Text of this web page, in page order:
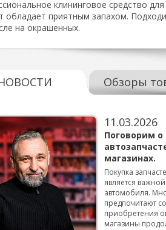
клининговое средство
обладает приятным запахом.
на окрашенных.
Обзоры
11.03.2026
Поговорим
магазинах.
Покупка
является
автомобиля.
предпочитают
приобретения
магазины